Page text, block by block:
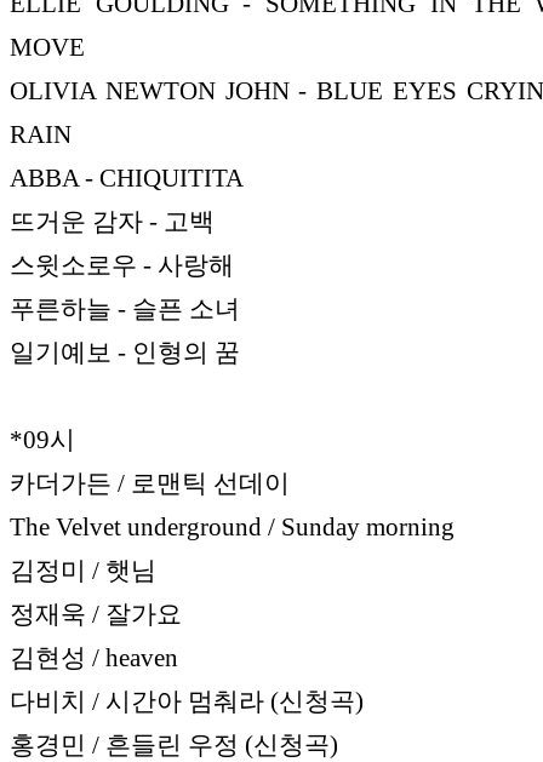
MOVE
OLIVIA NEWTON JOHN - BLUE EYES
RAIN
ABBA - CHIQUITITA
뜨거운 감자 - 고백
스윗소로우 - 사랑해
푸른하늘 - 슬픈 소녀
일기예보 - 인형의 꿈
*09시
카더가든 / 로맨틱 선데이
The Velvet underground / Sunday morning
김정미 / 햇님
정재욱 / 잘가요
김현성 / heaven
다비치 / 시간아 멈춰라 (신청곡)
홍경민 / 흔들린 우정 (신청곡)